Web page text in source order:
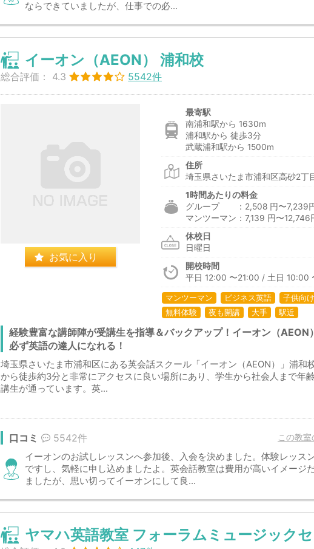
ならできていましたが、仕事での必...
イーオン（AEON） 浦和校
総合評価： 4.3 5542件
お気に入り
最寄駅
南浦和駅から 1630m
浦和駅から 徒歩3分
武蔵浦和駅から 1500m
住所
埼玉県さいたま市浦和区高砂2丁
1時間あたりの料金
グループ ：2,508 円〜7,239
マンツーマン：7,139 円〜12,746
休校日
日曜日
開校時間
平日 12:00 〜21:00 / 土日 10:00
マンツーマン ビジネス英語 子供向
無料体験
夜も開講 大手 駅近
経験豊富な講師陣が受講生を指導＆バックアップ！イーオン（AEON
必ず英語の達人になれる！
埼玉県さいたま市浦和区にある英会話スクール「イーオン（AEON）」浦和
から徒歩約3分と非常にアクセスに良い場所にあり、学生から社会人まで年
講生が通っています。英...
この教
口コミ 5542件
イーオンのお試しレッスンへ参加後、入会を決めました。体験レッス
ですし、気軽に申し込めましたよ。英会話教室は費用が高いイメージ
ましたが、思い切ってイーオンにして良...
ヤマハ英語教室 フォーラムミュージック